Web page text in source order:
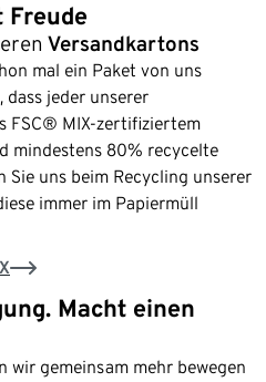
Freude
Versandkartons
mal ein Paket von uns
dass jeder unserer
FSC® MIX-zertifiziertem
mindestens 80% recycelte
Sie uns beim Recycling unserer
immer im Papiermüll
Macht einen
wir gemeinsam mehr bewegen